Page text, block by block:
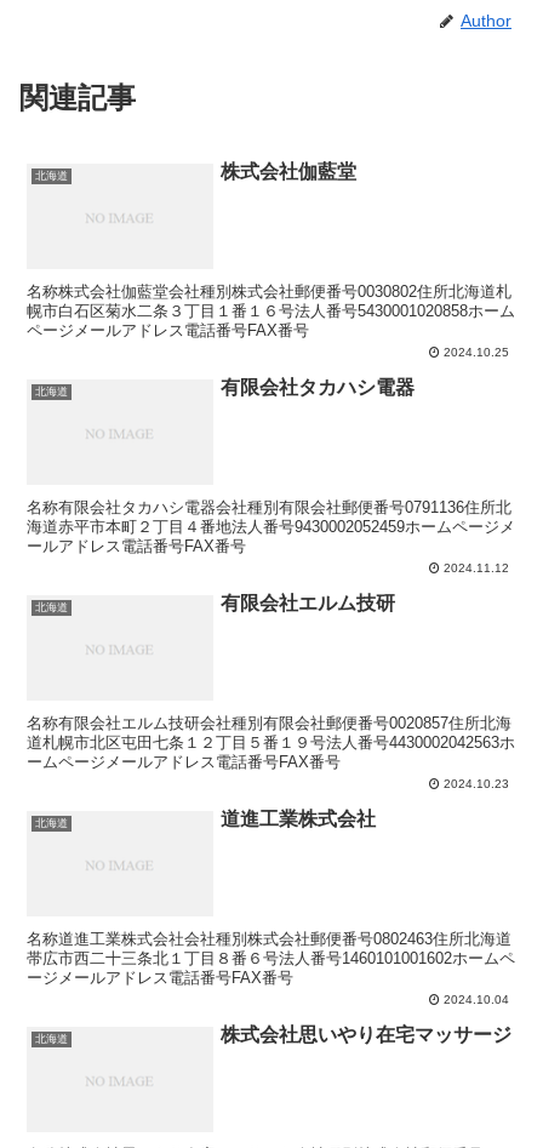
Author
関連記事
北海道 株式会社伽藍堂
名称株式会社伽藍堂会社種別株式会社郵便番号0030802住所北海道札
幌市白石区菊水二条３丁目１番１６号法人番号5430001020858ホーム
ページメールアドレス電話番号FAX番号
2024.10.25
北海道 有限会社タカハシ電器
名称有限会社タカハシ電器会社種別有限会社郵便番号0791136住所北
海道赤平市本町２丁目４番地法人番号9430002052459ホームページメ
ールアドレス電話番号FAX番号
2024.11.12
北海道 有限会社エルム技研
名称有限会社エルム技研会社種別有限会社郵便番号0020857住所北海
道札幌市北区屯田七条１２丁目５番１９号法人番号4430002042563ホ
ームページメールアドレス電話番号FAX番号
2024.10.23
北海道 道進工業株式会社
名称道進工業株式会社会社種別株式会社郵便番号0802463住所北海道
帯広市西二十三条北１丁目８番６号法人番号1460101001602ホームペ
ージメールアドレス電話番号FAX番号
2024.10.04
北海道 株式会社思いやり在宅マッサージ